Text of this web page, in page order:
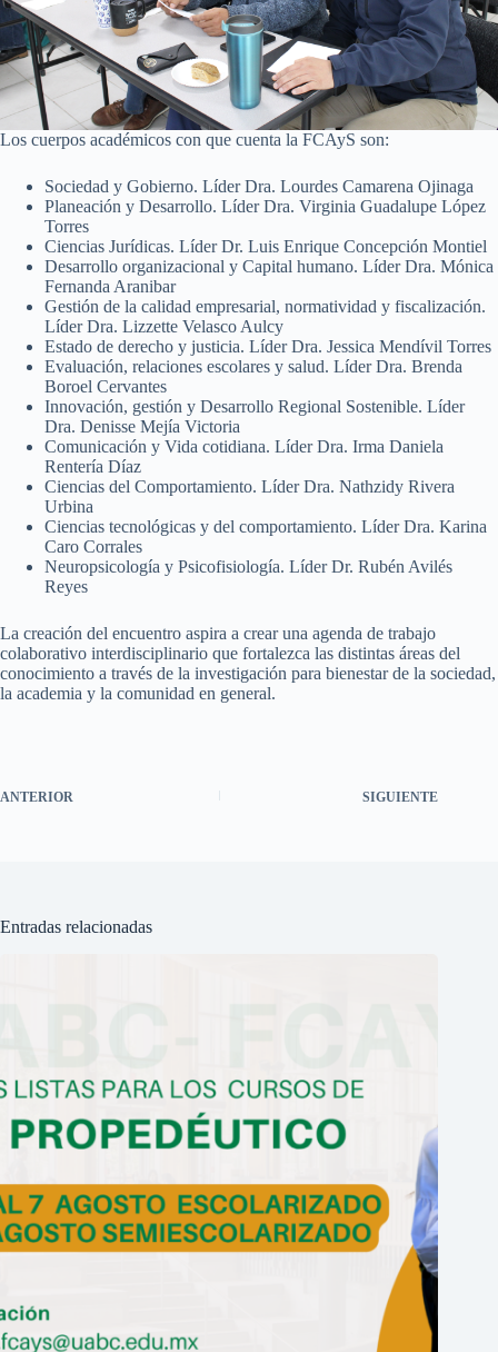
Los cuerpos académicos con que cuenta la FCAyS son:
Sociedad y Gobierno. Líder Dra. Lourdes Camarena Ojinaga
Planeación y Desarrollo. Líder Dra. Virginia Guadalupe López
Torres
Ciencias Jurídicas. Líder Dr. Luis Enrique Concepción Montiel
Desarrollo organizacional y Capital humano. Líder Dra. Mónica
Fernanda Aranibar
Gestión de la calidad empresarial, normatividad y fiscalización.
Líder Dra. Lizzette Velasco Aulcy
Estado de derecho y justicia. Líder Dra. Jessica Mendívil Torres
Evaluación, relaciones escolares y salud. Líder Dra. Brenda
Boroel Cervantes
Innovación, gestión y Desarrollo Regional Sostenible. Líder
Dra. Denisse Mejía Victoria
Comunicación y Vida cotidiana. Líder Dra. Irma Daniela
Rentería Díaz
Ciencias del Comportamiento. Líder Dra. Nathzidy Rivera
Urbina
Ciencias tecnológicas y del comportamiento. Líder Dra. Karina
Caro Corrales
Neuropsicología y Psicofisiología. Líder Dr. Rubén Avilés
Reyes
La creación del encuentro aspira a crear una agenda de trabajo
colaborativo interdisciplinario que fortalezca las distintas áreas del
conocimiento a través de la investigación para bienestar de la sociedad,
la academia y la comunidad en general.
ANTERIOR SIGUIENTE
Entradas relacionadas